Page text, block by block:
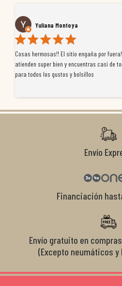
Yuliana Montoya
Cosas hermosas!! El sitio engaña por
atienden super bien y encuentras casi de
para todos los gustos y bolsillos
Envío
Financiación
Envío gratuito en
(Excepto neumáticos